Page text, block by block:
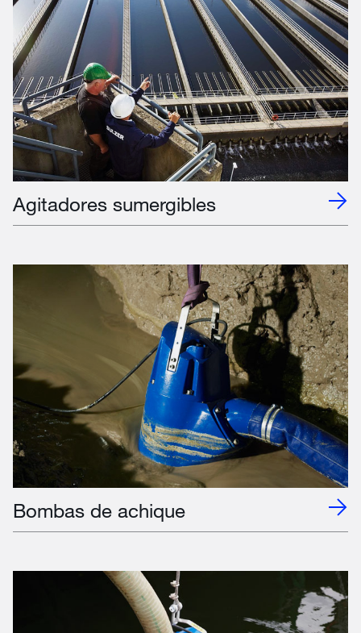
Agitadores sumergibles
Bombas de achique